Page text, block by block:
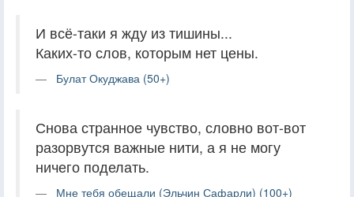
И всё-таки я жду из тишины...
Каких-то слов, которым нет цены.
Булат Окуджава (50+)
Снова странное чувство, словно вот-вот
разорвутся важные нити, а я не могу
ничего поделать.
Мне тебя обещали (Эльчин Сафарли) (100+)